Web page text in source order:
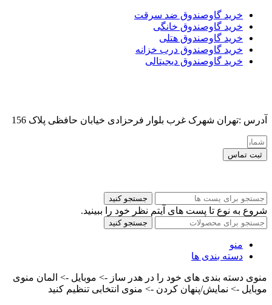
خرید گاوصندوق ضد سرقت
خرید گاوصندوق خانگی
خرید گاوصندوق هتلی
خرید گاوصندوق درب خزانه
خرید گاوصندوق دیجیتالی
آدرس :تهران شهرک غرب بلوار فرحزادی خیابان حافظی پلاک 156
ثبت تماس
جستجو کنید
شروع به نوع تا پست های آیتم نظر خود را ببینید.
جستجو کنید
منو
دسته بندی ها
منوی دسته بندی های خود را در هدر ساز -> موبایل -> المان منوی
موبایل -> نمایش/پنهان کردن -> منوی انتخابی تنظیم کنید